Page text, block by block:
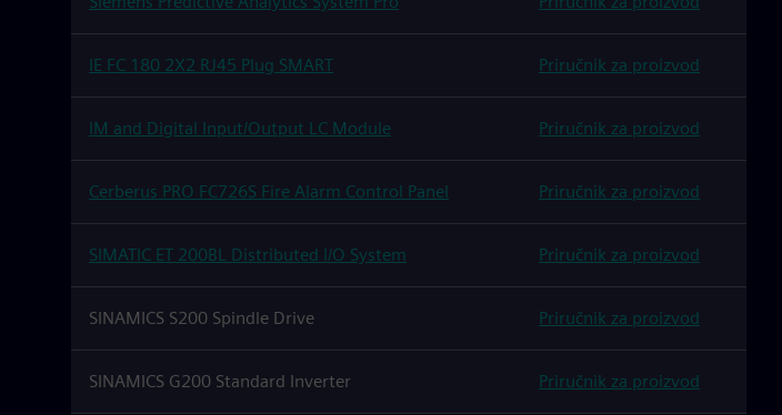
IE FC 180 2X2 RJ45 Plug SMART Priručnik za proizvod
IM and Digital Input/Output LC Module Priručnik za proizvod
Cerberus PRO FC726S Fire Alarm Control Panel Priručnik za proizvod
SIMATIC ET 200BL Distributed I/O System Priručnik za proizvod
SINAMICS S200 Spindle Drive Priručnik za proizvod
SINAMICS G200 Standard Inverter Priručnik za proizvod